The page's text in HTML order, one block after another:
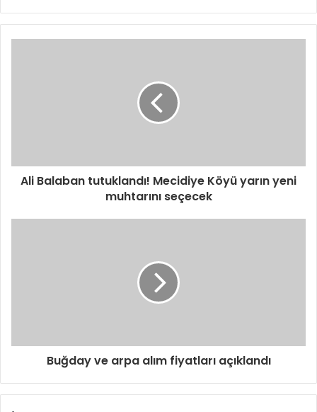
Ali Balaban tutuklandı! Mecidiye Köyü yarın yeni
muhtarını seçecek
Buğday ve arpa alım fiyatları açıklandı